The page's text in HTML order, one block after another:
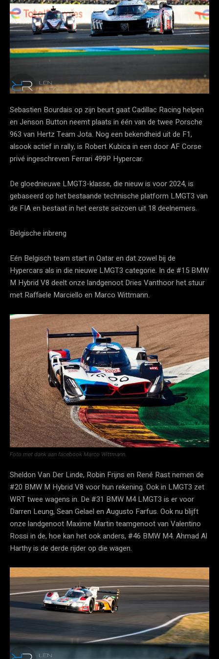
Sebastien Bourdais op zijn beurt gaat Cadillac Racing helpen
en Jenson Button neemt plaats in één van de twee Porsche
963 van Hertz Team Jota. Nog een bekendheid uit de F1,
alsook actief in rally, is Robert Kubica in een door AF Corse
privé ingeschreven Ferrari 499P Hypercar.
De gloednieuwe LMGT3-klasse, die nieuw is voor 2024, is
gebaseerd op het bestaande technische platform LMGT3 van
de FIA en bestaat in het eerste seizoen uit 18 deelnemers.
Belgische inbreng
Eén Belgisch team start in Qatar en dat zowel bij de
Hypercars als in die nieuwe LMGT3 categorie. In de #15 BMW
M Hybrid V8 deelt onze landgenoot Dries Vanthoor het stuur
met Raffaele Marciello en Marco Wittmann.
Foto met dank aan facebook Marco Wittmann.
Sheldon Van Der Linde, Robin Frijns en René Rast nemen de
#20 BMW M Hybrid V8 voor hun rekening. Ook in LMGT3 zet
WRT twee wagens in. De #31 BMW M4 LMGT3 is er voor
Darren Leung, Sean Gelael en Augusto Farfus. Ook nu blijft
onze landgenoot Maxime Martin teamgenoot van Valentino
Rossi in de, hoe kan het ook anders, #46 BMW M4. Ahmad Al
Harthy is de derde rijder op die wagen.